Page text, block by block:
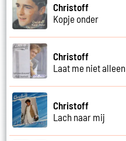
Christoff
Kopje onder
Christoff
Laat me niet alleen
Christoff
Lach naar mij